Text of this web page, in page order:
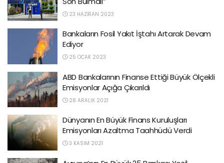
23 HAZIRAN 2023
Bankaların Fosil Yakıt İştahı Artarak Devam
Ediyor
25 OCAK 2023
ABD Bankalarının Finanse Ettiği Büyük Ölçekli
Emisyonlar Açığa Çıkarıldı
28 ARALIK 2021
Dünyanın En Büyük Finans Kuruluşları
Emisyonları Azaltma Taahhüdü Verdi
3 KASIM 2021